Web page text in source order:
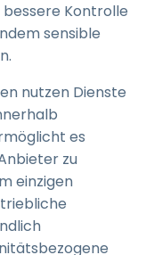
Kontrolle
sensible
nutzen Dienste
es
zu
einzigen